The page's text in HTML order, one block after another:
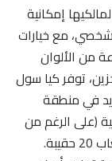
إمكانية
مع خيارات
من الألوان
توفر كيا سول
في منطقة
(على الرغم من
أنها لا تُطوى تمامًا)، يمكن استيعاب 20 حقيبة.